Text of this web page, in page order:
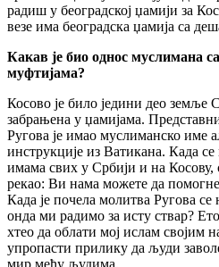
радиш у београдској џамији за
везе има београдска џамија са
Какав је био однос муслимана
муфтијама?
Косово је било једини део земље
забрањена у џамијама.
Ругова је имао муслиманско име
инструкције из Ватикана. Када
имама свих у Србији и на Косову,
рекао: Ви нама можете да
Када је почела молитва Ругова
онда ми радимо за исту ствар?
хтео да облати мој ислам својим
упропасти прилику да људи
мир међу људима.